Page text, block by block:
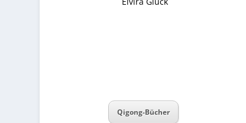
Qigong-Bücher